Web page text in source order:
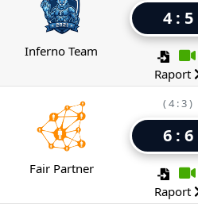
Inferno Team
4 : 5
Raport
Fair Partner
( 4 : 3 )
6 : 6
Raport